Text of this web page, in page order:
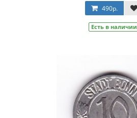
490р.
Есть в наличии